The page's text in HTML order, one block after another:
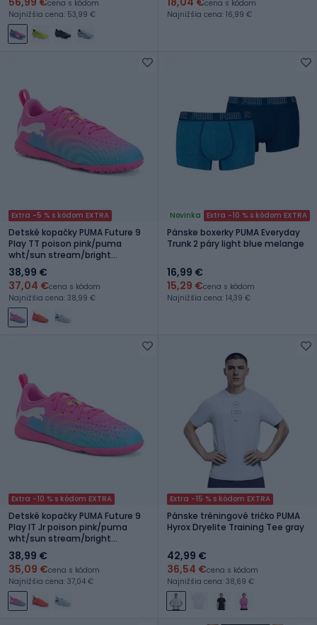
cena s kódom
Najnižšia cena: 53,99 €
cena s kódom
Najnižšia cena: 16,99 €
Extra -5 % s kódom EXTRA
Detské kopačky PUMA Future 9
Play TT poison pink/puma
wht/sun stream/bright
aqua/puma blk
38,99 €
37,04 €cena s kódom
Najnižšia cena: 38,99 €
Novinka Extra -10 % s kódom EXTRA
Pánske boxerky PUMA Everyday
Trunk 2 páry light blue melange
16,99 €
15,29 €cena s kódom
Najnižšia cena: 14,39 €
Extra -10 % s kódom EXTRA
Detské kopačky PUMA Future 9
Play IT Jr poison pink/puma
wht/sun stream/bright
aqua/puma blk
38,99 €
35,09 €cena s kódom
Najnižšia cena: 37,04 €
Extra -15 % s kódom EXTRA
Pánske tréningové tričko PUMA
Hyrox Dryelite Training Tee gray
42,99 €
36,54 €cena s kódom
Najnižšia cena: 38,69 €